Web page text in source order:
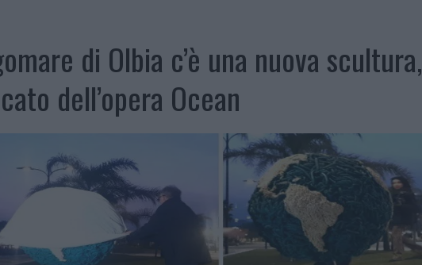
di Olbia c’è una nuova scultura,
dell’opera Ocean